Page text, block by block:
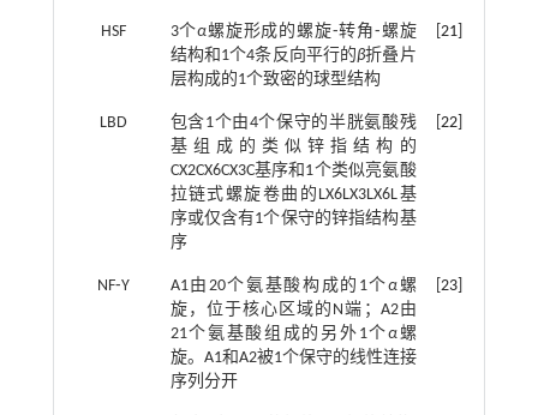
HSF 3个α螺旋形成的螺旋⁃转角⁃螺旋
结构和1个4条反向平行的β折叠片
层构成的1个致密的球型结构
21]
LBD
包含1个由4个保守的半胱氨酸残
基组成的类似锌指结构的
CX2CX6CX3C基序和1个类似亮氨酸
拉链式螺旋卷曲的LX6LX3LX6L基
序或仅含有1个保守的锌指结构基
序
22]
NF⁃Y A1由20个氨基酸构成的1个α螺
旋，位于核心区域的N端；A2由
21个氨基酸组成的另外1个α螺
旋。A1和A2被1个保守的线性连接
序列分开
23]